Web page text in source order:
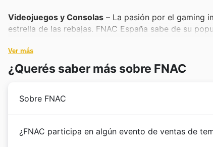
Videojuegos y Consolas – La pasión por el gaming
estrella de las rebajas. FNAC España sabe de su
Libros y Literatura – Los libros siempre ocupan un
considerablemente. FNAC España, como casa de la
Friday, proporcionando opciones de alta calidad a
Ver más
¿Querés saber más sobre FNAC
Sobre FNAC
inicio de una aventura dedicada a la cultura y la
¿FNAC participa en algún evento de ventas de